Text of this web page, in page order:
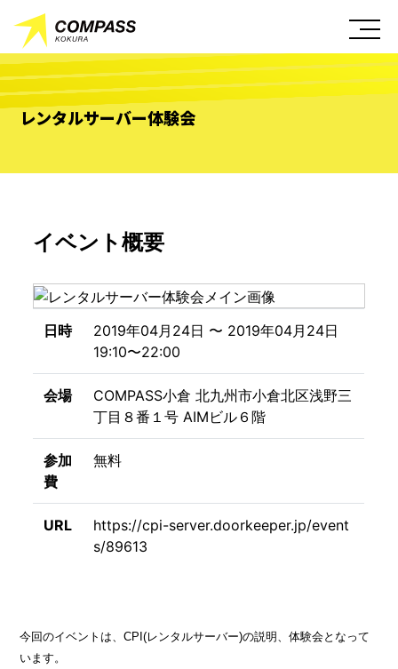
レンタルサーバー体験会
イベント概要
日時
2019年04月24日 〜 2019年04月24日
19:10〜22:00
会場
COMPASS小倉 北九州市小倉北区浅野三
丁目８番１号 AIMビル６階
参加
費
無料
URL
https://cpi-server.doorkeeper.jp/event
s/89613
今回のイベントは、CPI(レンタルサーバー)の説明、体験会となって
います。